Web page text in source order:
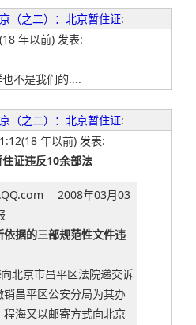
（之二）：北京暂住证:
年以前) 发表:
不是我们的....
（之二）：北京暂住证:
年以前) 发表:
证违反10余部法
2008年03月03
据的三部规范性文件违
向北京市昌平区法院递交诉
昌平区公安分局为其办
海又以邮寄方式向北京